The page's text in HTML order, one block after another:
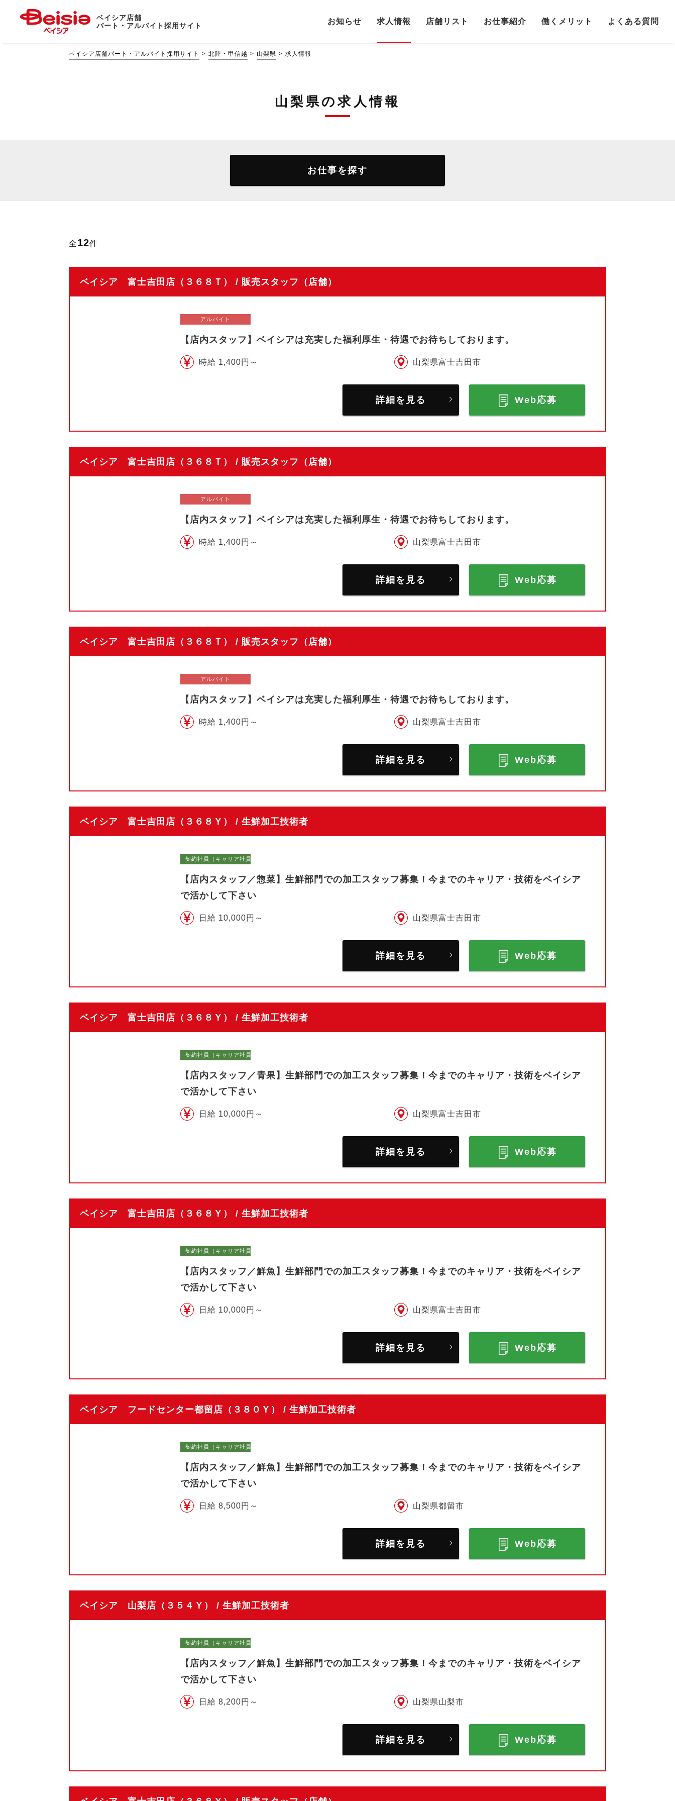
ベイシア店舗
パート・アルバイト採用サイト
お知らせ 求人情報 店舗リスト お仕事紹介 働くメリット よくある質問
ベイシア店舗パート・アルバイト採用サイト 北陸・甲信越 山梨県 求人情報
山梨県の求人情報
お仕事を探す
全12件
ベイシア 富士吉田店（３６８Ｔ） / 販売スタッフ（店舗）
アルバイト
【店内スタッフ】ベイシアは充実した福利厚生・待遇でお待ちしております。
時給 1,400円～ 山梨県富士吉田市
詳細を見る Web応募
ベイシア 富士吉田店（３６８Ｔ） / 販売スタッフ（店舗）
アルバイト
【店内スタッフ】ベイシアは充実した福利厚生・待遇でお待ちしております。
時給 1,400円～ 山梨県富士吉田市
詳細を見る Web応募
ベイシア 富士吉田店（３６８Ｔ） / 販売スタッフ（店舗）
アルバイト
【店内スタッフ】ベイシアは充実した福利厚生・待遇でお待ちしております。
時給 1,400円～ 山梨県富士吉田市
詳細を見る Web応募
ベイシア 富士吉田店（３６８Ｙ） / 生鮮加工技術者
契約社員（キャリア社員）
【店内スタッフ／惣菜】生鮮部門での加工スタッフ募集！今までのキャリア・技術をベイシア
で活かして下さい
日給 10,000円～ 山梨県富士吉田市
詳細を見る Web応募
ベイシア 富士吉田店（３６８Ｙ） / 生鮮加工技術者
契約社員（キャリア社員）
【店内スタッフ／青果】生鮮部門での加工スタッフ募集！今までのキャリア・技術をベイシア
で活かして下さい
日給 10,000円～ 山梨県富士吉田市
詳細を見る Web応募
ベイシア 富士吉田店（３６８Ｙ） / 生鮮加工技術者
契約社員（キャリア社員）
【店内スタッフ／鮮魚】生鮮部門での加工スタッフ募集！今までのキャリア・技術をベイシア
で活かして下さい
日給 10,000円～ 山梨県富士吉田市
詳細を見る Web応募
ベイシア フードセンター都留店（３８０Ｙ） / 生鮮加工技術者
契約社員（キャリア社員）
【店内スタッフ／鮮魚】生鮮部門での加工スタッフ募集！今までのキャリア・技術をベイシア
で活かして下さい
日給 8,500円～ 山梨県都留市
詳細を見る Web応募
ベイシア 山梨店（３５４Ｙ） / 生鮮加工技術者
契約社員（キャリア社員）
【店内スタッフ／鮮魚】生鮮部門での加工スタッフ募集！今までのキャリア・技術をベイシア
で活かして下さい
日給 8,200円～ 山梨県山梨市
詳細を見る Web応募